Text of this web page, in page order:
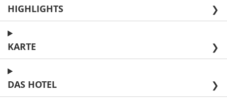
HIGHLIGHTS ❯
KARTE ❯
DAS HOTEL ❯